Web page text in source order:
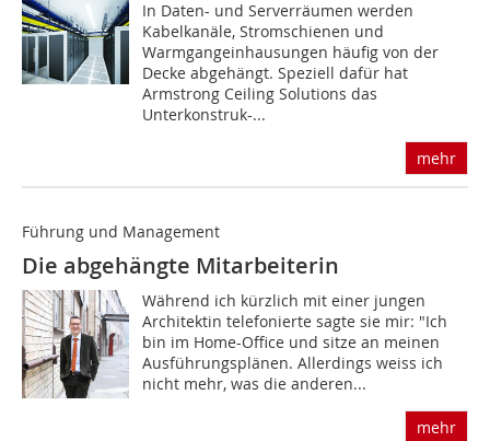
In Daten- und Serverräumen werden
Kabelkanäle, Stromschienen und
Warmgangeinhausungen häufig von der
Decke abgehängt. Speziell dafür hat
Armstrong Ceiling Solutions das
Unterkonstruk-...
mehr
Führung und Management
Die abgehängte Mitarbeiterin
Während ich kürzlich mit einer jungen
Architektin telefonierte sagte sie mir: "Ich
bin im Home-Office und sitze an meinen
Ausführungsplänen. Allerdings weiss ich
nicht mehr, was die anderen...
mehr